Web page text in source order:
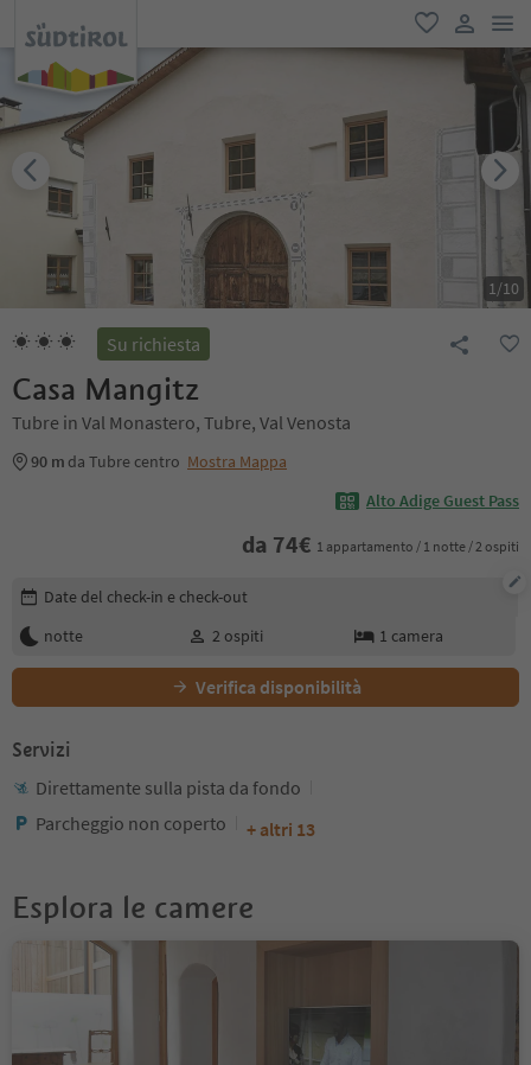
favoriti
user link
1/10
Su richiesta
Casa Mangitz
Tubre in Val Monastero, Tubre, Val Venosta
90 m da Tubre centro Mostra Mappa
Alto Adige Guest Pass
da 74€ 1 appartamento / 1 notte / 2 ospiti
Modifica i dettagli della prenotazione
Date del check-in e check-out
notte
2 ospiti 1 camera
Verifica disponibilità
Servizi
Direttamente sulla pista da fondo
Parcheggio non coperto
+ altri 13
Esplora le camere